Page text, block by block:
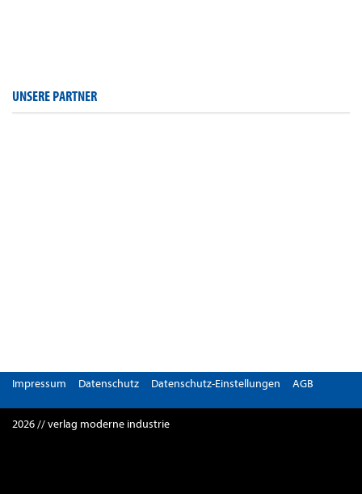
UNSERE PARTNER
Impressum Datenschutz Datenschutz-Einstellungen AGB
2026 // verlag moderne industrie